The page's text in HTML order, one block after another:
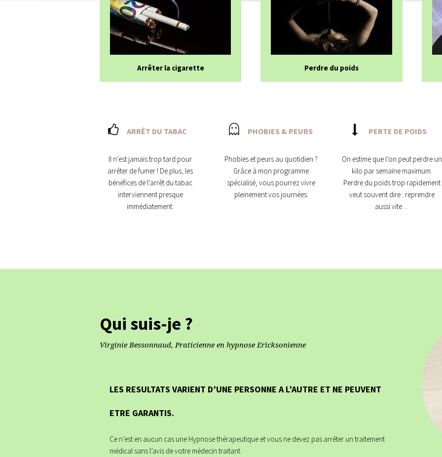
Arrêter la cigarette Perdre du poids
ARRÊT DU TABAC
Il n’est jamais trop tard pour
arrêter de fumer ! De plus, les
bénéfices de l’arrêt du tabac
interviennent presque
immédiatement.
PHOBIES & PEURS
Phobies et peurs au quotidien ?
Grâce à mon programme
spécialisé, vous pourrez vivre
pleinement vos journées.
PERTE DE POIDS
On estime que l’on peut perdre un
kilo par semaine maximum.
Perdre du poids trop rapidement
veut souvent dire : reprendre
aussi vite…
Qui suis-je ?
Virginie Bessonnaud, Praticienne en hypnose Ericksonienne
LES RESULTATS VARIENT D’UNE PERSONNE A L’AUTRE ET NE PEUVENT
ETRE GARANTIS.
Ce n’est en aucun cas une Hypnose thérapeutique et vous ne devez pas arrêter un traitement
médical sans l’avis de votre médecin traitant.